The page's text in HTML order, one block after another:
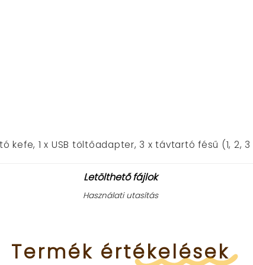
kefe, 1 x USB töltőadapter, 3 x távtartó fésű (1, 2,
Letölthető fájlok
Használati utasítás
Termék értékelések